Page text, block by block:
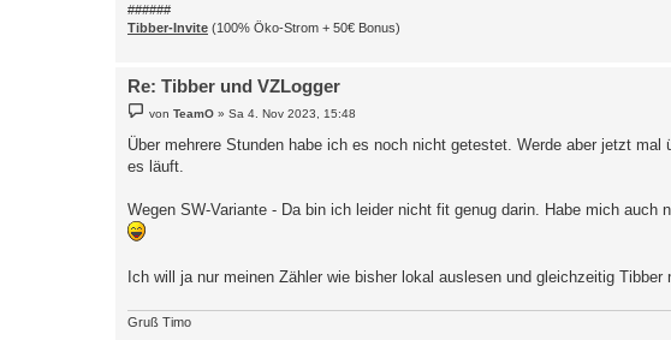
######
Tibber-Invite (100% Öko-Strom + 50€ Bonus)
Re: Tibber und VZLogger
t
vonTeamO »Sa 4. Nov 2023, 15:48
Über mehrere Stunden habe ich es noch nicht getestet. Werde aber jetzt
es läuft.
Wegen SW-Variante - Da bin ich leider nicht fit genug darin. Habe mich
Ich will ja nur meinen Zähler wie bisher lokal auslesen und gleichzeitig
Gruß Timo